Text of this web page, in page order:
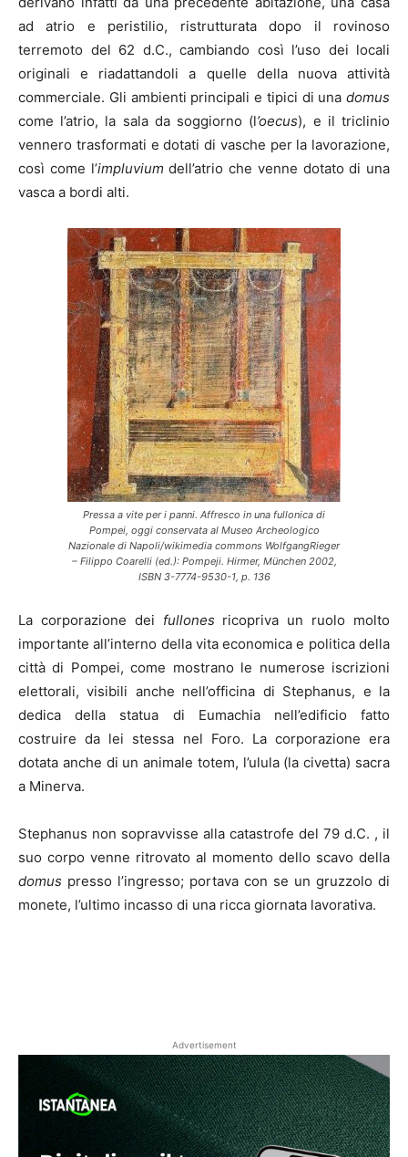
ad atrio e peristilio, ristrutturata dopo il rovinoso
terremoto del 62 d.C., cambiando così l’uso dei locali
originali e riadattandoli a quelle della nuova attività
commerciale. Gli ambienti principali e tipici di una domus
come l’atrio, la sala da soggiorno (l’oecus), e il triclinio
vennero trasformati e dotati di vasche per la lavorazione,
così come l’impluviumdell’atrio che venne dotato di una
vasca a bordi alti.
Pressa a vite per i panni. Affresco in una fullonica di
Pompei, oggi conservata al Museo Archeologico
Nazionale di Napoli/wikimedia commons WolfgangRieger
– Filippo Coarelli (ed.): Pompeji. Hirmer, München 2002,
ISBN 3-7774-9530-1, p. 136
La corporazione dei fullones ricopriva un ruolo molto
importante all’interno della vita economica e politica della
città di Pompei, come mostrano le numerose iscrizioni
elettorali, visibili anche nell’officina di Stephanus, e la
dedica della statua di Eumachia nell’edificio fatto
costruire da lei stessa nel Foro. La corporazione era
dotata anche di un animale totem, l’ulula (la civetta) sacra
a Minerva.
Stephanus non sopravvisse alla catastrofe del 79 d.C. , il
suo corpo venne ritrovato al momento dello scavo della
domus presso l’ingresso; portava con se un gruzzolo di
monete, l’ultimo incasso di una ricca giornata lavorativa.
Advertisement